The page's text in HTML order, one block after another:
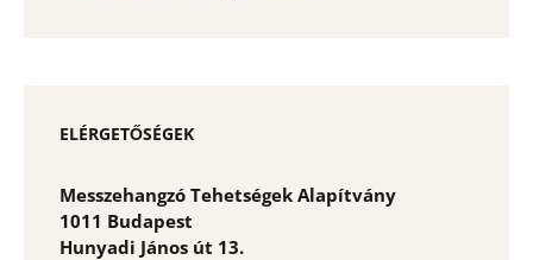
ELÉRGETŐSÉGEK
Messzehangzó Tehetségek Alapítvány
1011 Budapest
Hunyadi János út 13.